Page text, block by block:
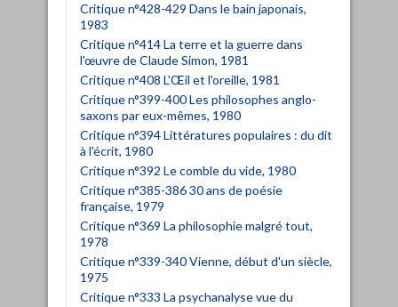
Critique n°428-429 Dans le bain japonais,
1983
Critique n°414 La terre et la guerre dans
l'œuvre de Claude Simon, 1981
Critique n°408 L'Œil et l'oreille, 1981
Critique n°399-400 Les philosophes anglo-
saxons par eux-mêmes, 1980
Critique n°394 Littératures populaires : du dit
à l'écrit, 1980
Critique n°392 Le comble du vide, 1980
Critique n°385-386 30 ans de poésie
française, 1979
Critique n°369 La philosophie malgré tout,
1978
Critique n°339-340 Vienne, début d'un siècle,
1975
Critique n°333 La psychanalyse vue du